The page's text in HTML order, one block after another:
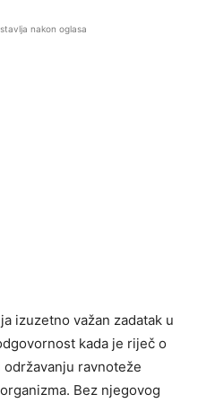
nakon oglasa
izuzetno važan zadatak u
kada je riječ o
ravnoteže
Bez njegovog